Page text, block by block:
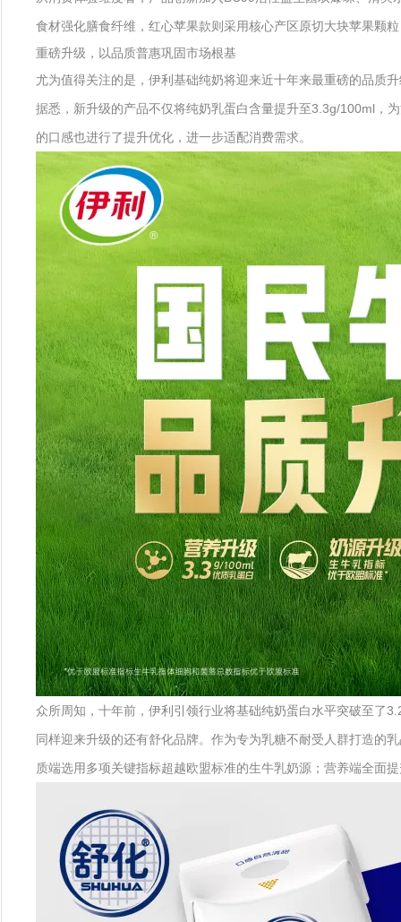
食材强化膳食纤维，红心苹果款则采用核心产区原切大块苹果颗
重磅升级，以品质普惠巩固市场根基
尤为值得关注的是，伊利基础纯奶将迎来近十年来最重磅的品质
据悉，新升级的产品不仅将纯奶乳蛋白含量提升至3.3g/100ml，
的口感也进行了提升优化，进一步适配消费需求。
众所周知，十年前，伊利引领行业将基础纯奶蛋白水平突破至了
同样迎来升级的还有舒化品牌。作为专为乳糖不耐受人群打造的
质端选用多项关键指标超越欧盟标准的生牛乳奶源；营养端全面